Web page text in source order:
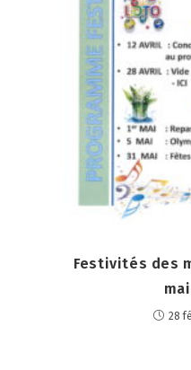
Festivités des
28